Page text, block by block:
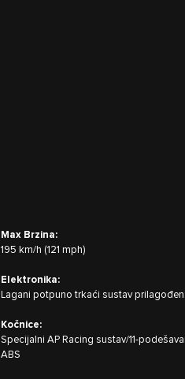
Max Brzina:
195 km/h (121 mph)
Elektronika:
Lagani potpuno trkaći sustav prilagođen
Kočnice:
Specijalni AP Racing sustav/11-
ABS